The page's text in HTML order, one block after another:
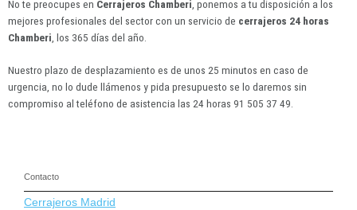
No te preocupes en Cerrajeros Chamberi , ponemos a tu disposición a los
mejores profesionales del sector con un servicio de cerrajeros 24 horas
Chamberi , los 365 días del año.
Nuestro plazo de desplazamiento es de unos 25 minutos en caso de
urgencia, no lo dude llámenos y pida presupuesto se lo daremos sin
compromiso al teléfono de asistencia las 24 horas 91 505 37 49.
Contacto
Cerrajeros Madrid